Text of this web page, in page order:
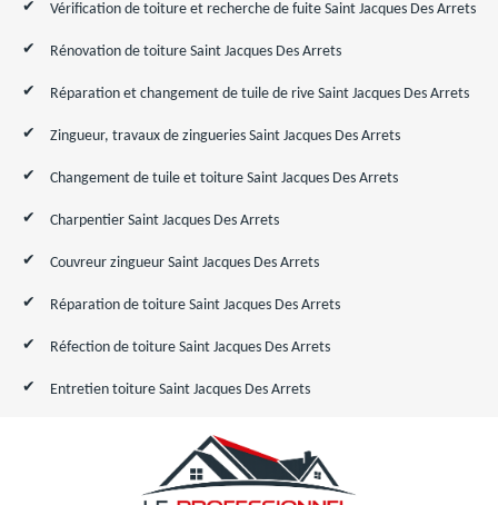
Vérification de toiture et recherche de fuite Saint Jacques Des Arrets
Rénovation de toiture Saint Jacques Des Arrets
Réparation et changement de tuile de rive Saint Jacques Des Arrets
Zingueur, travaux de zingueries Saint Jacques Des Arrets
Changement de tuile et toiture Saint Jacques Des Arrets
Charpentier Saint Jacques Des Arrets
Couvreur zingueur Saint Jacques Des Arrets
Réparation de toiture Saint Jacques Des Arrets
Réfection de toiture Saint Jacques Des Arrets
Entretien toiture Saint Jacques Des Arrets